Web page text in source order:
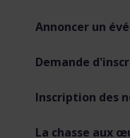
Annoncer un
Demande
Inscription des
La chasse aux